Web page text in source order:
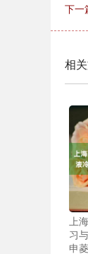
下一
相
上
习
申